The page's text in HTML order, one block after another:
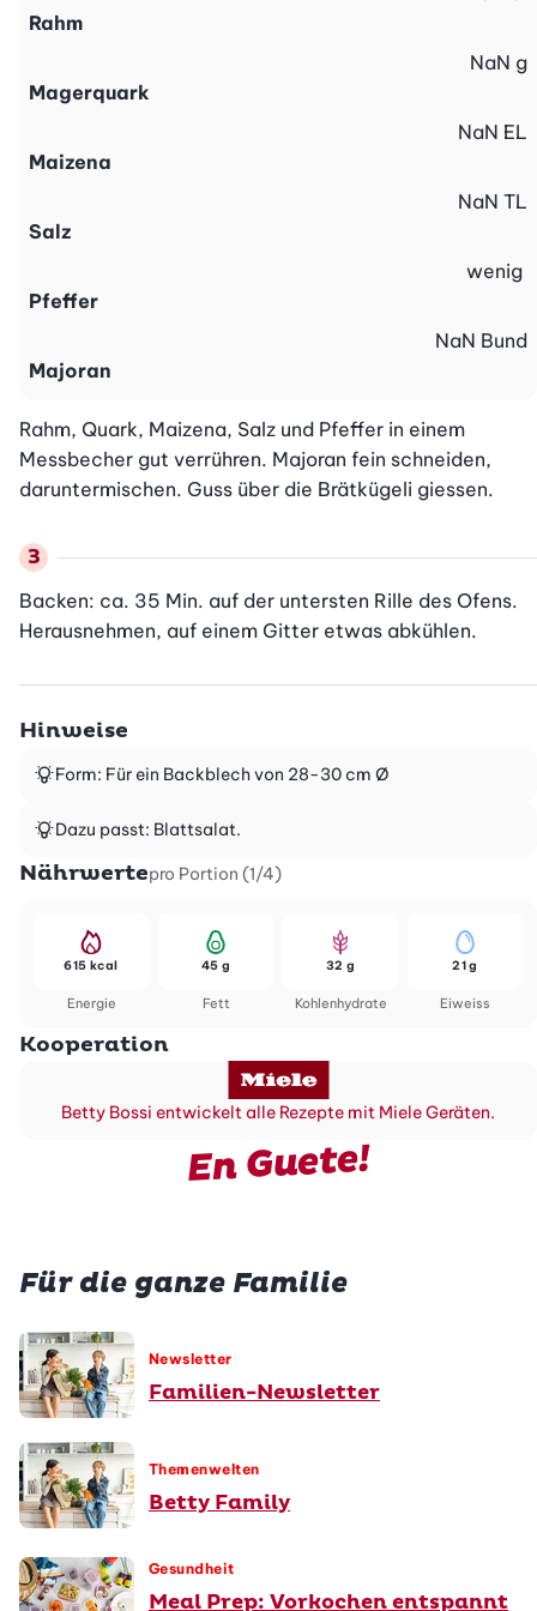
Rahm
Magerquark
NaN g
Maizena
NaN EL
Salz
NaN TL
Pfeffer
wenig
Majoran
NaN Bund
Rahm, Quark, Maizena, Salz und Pfeffer in einem
Messbecher gut verrühren. Majoran fein schneiden,
daruntermischen. Guss über die Brätkügeli giessen.
Backen: ca. 35 Min. auf der untersten Rille des Ofens.
Herausnehmen, auf einem Gitter etwas abkühlen.
Hinweise
Form: Für ein Backblech von 28-30 cm Ø
Dazu passt: Blattsalat.
Nährwertepro Portion (1/4)
Energie
615 kcal
Fett
45 g
Kohlenhydrate
32 g
Eiweiss
21 g
Kooperation
Betty Bossi entwickelt alle Rezepte mit Miele Geräten.
En Guete!
Für die ganze Familie
Newsletter
Familien-Newsletter
Themenwelten
Betty Family
Gesundheit
Meal Prep: Vorkochen entspannt